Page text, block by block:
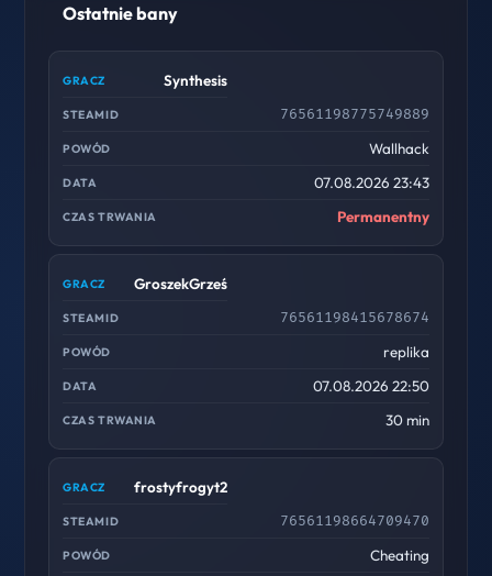
Ostatnie bany
Synthesis
76561198775749889
Wallhack
07.08.2026 23:43
Permanentny
GroszekGrześ
76561198415678674
replika
07.08.2026 22:50
30 min
frostyfrogyt2
76561198664709470
Cheating